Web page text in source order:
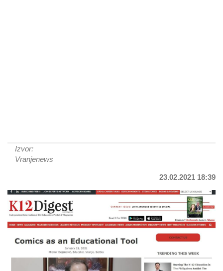
Izvor:
Vranjenews
23.02.2021 18:39